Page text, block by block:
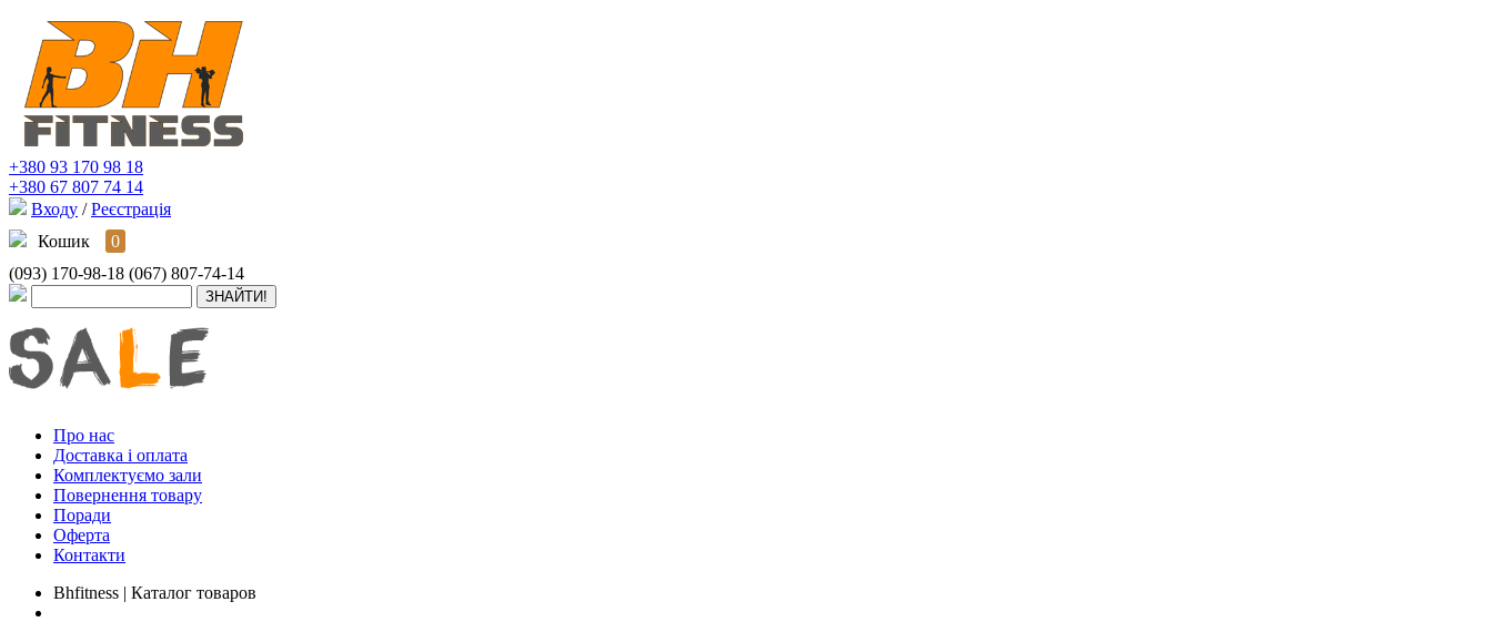
+380 93 170 98 18
+380 67 807 74 14
Входу / Реєстрація
Кошик
0
(093) 170-98-18 (067) 807-74-14
Про нас
Доставка і оплата
Комплектуємо зали
Повернення товару
Поради
Оферта
Контакти
Bhfitness | Каталог товаров